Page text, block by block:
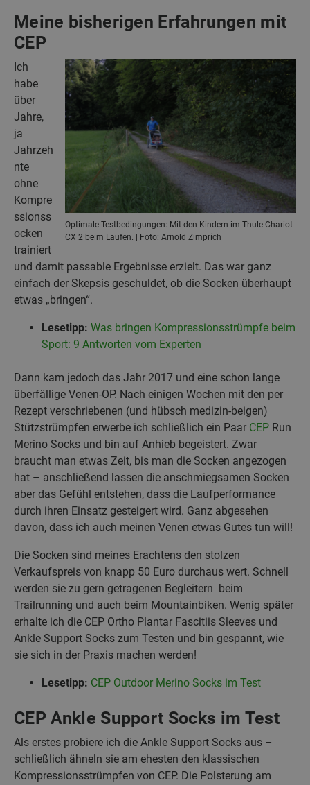
Meine bisherigen Erfahrungen mit
CEP
Optimale Testbedingungen: Mit den Kindern im Thule Chariot
CX 2 beim Laufen. | Foto: Arnold Zimprich
Ich
habe
über
Jahre,
ja
Jahrzeh
nte
ohne
Kompre
ssionss
ocken
trainiert
und damit passable Ergebnisse erzielt. Das war ganz
einfach der Skepsis geschuldet, ob die Socken überhaupt
etwas „bringen“.
Lesetipp: Was bringen Kompressionsstrümpfe beim
Sport: 9 Antworten vom Experten
Dann kam jedoch das Jahr 2017 und eine schon lange
überfällige Venen-OP. Nach einigen Wochen mit den per
Rezept verschriebenen (und hübsch medizin-beigen)
Stützstrümpfen erwerbe ich schließlich ein Paar CEP Run
Merino Socks und bin auf Anhieb begeistert. Zwar
braucht man etwas Zeit, bis man die Socken angezogen
hat – anschließend lassen die anschmiegsamen Socken
aber das Gefühl entstehen, dass die Laufperformance
durch ihren Einsatz gesteigert wird. Ganz abgesehen
davon, dass ich auch meinen Venen etwas Gutes tun will!
Die Socken sind meines Erachtens den stolzen
Verkaufspreis von knapp 50 Euro durchaus wert. Schnell
werden sie zu gern getragenen Begleitern beim
Trailrunning und auch beim Mountainbiken. Wenig später
erhalte ich die CEP Ortho Plantar Fascitiis Sleeves und
Ankle Support Socks zum Testen und bin gespannt, wie
sie sich in der Praxis machen werden!
Lesetipp: CEP Outdoor Merino Socks im Test
CEP Ankle Support Socks im Test
Als erstes probiere ich die Ankle Support Socks aus –
schließlich ähneln sie am ehesten den klassischen
Kompressionsstrümpfen von CEP. Die Polsterung am